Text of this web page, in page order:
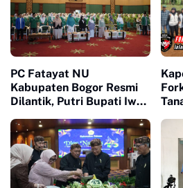
PC Fatayat NU
Kabupaten Bogor Resmi
Dilantik, Putri Bupati Iwan